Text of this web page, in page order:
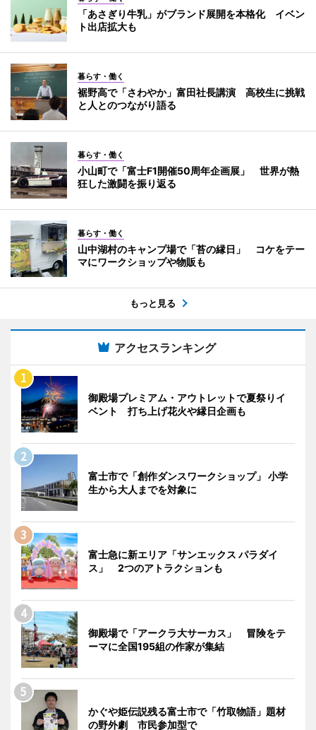
「あさぎり牛乳」がブランド展開を本格化 イベン
ト出店拡大も
暮らす・働く
裾野高で「さわやか」富田社長講演 高校生に挑戦
と人とのつながり語る
暮らす・働く
小山町で「富士F1開催50周年企画展」 世界が熱
狂した激闘を振り返る
暮らす・働く
山中湖村のキャンプ場で「苔の縁日」 コケをテー
マにワークショップや物販も
もっと見る
アクセスランキング
御殿場プレミアム・アウトレットで夏祭りイ
ベント 打ち上げ花火や縁日企画も
富士市で「創作ダンスワークショップ」 小学
生から大人までを対象に
富士急に新エリア「サンエックス パラダイ
ス」 2つのアトラクションも
御殿場で「アークラ大サーカス」 冒険をテ
ーマに全国195組の作家が集結
かぐや姫伝説残る富士市で「竹取物語」題材
の野外劇 市民参加型で